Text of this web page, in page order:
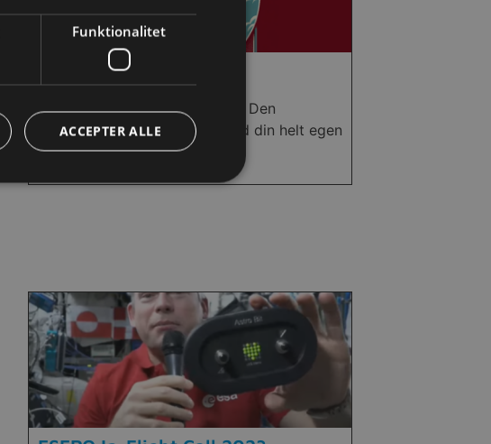
DR’s Raketsimulator
Prøv at se om du kan nå op til Den
Internationale Rumstation, med din helt egen
raket.
Funktionalitet
ACCEPTER ALLE